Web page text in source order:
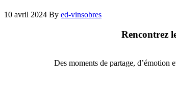
10 avril 2024 By ed-vinsobres
Rencontrez
Des moments de partage, d’émotion